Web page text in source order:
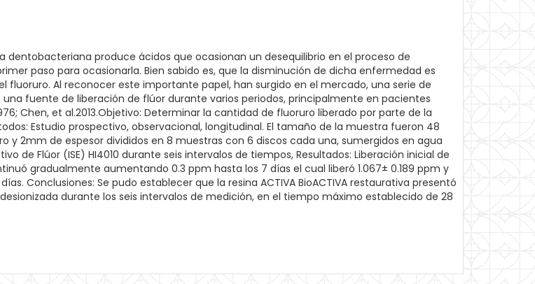
dentobacteriana produce ácidos que ocasionan un desequilibrio en el proceso de
paso para ocasionarla. Bien sabido es, que la disminución de dicha enfermedad es
Al reconocer este importante papel, han surgido en el mercado, una serie de
fuente de liberación de flúor durante varios periodos, principalmente en pacientes
Chen, et al.2013.Objetivo: Determinar la cantidad de fluoruro liberado por parte de la
Estudio prospectivo, observacional, longitudinal. El tamaño de la muestra fueron 48
y 2mm de espesor divididos en 8 muestras con 6 discos cada una, sumergidos en agua
de Flúor (ISE) HI4010 durante seis intervalos de tiempos, Resultados: Liberación inicial de
gradualmente aumentando 0.3 ppm hasta los 7 días el cual liberó 1.067± 0.189 ppm y
Conclusiones: Se pudo establecer que la resina ACTIVA BioACTIVA restaurativa presentó
durante los seis intervalos de medición, en el tiempo máximo establecido de 28